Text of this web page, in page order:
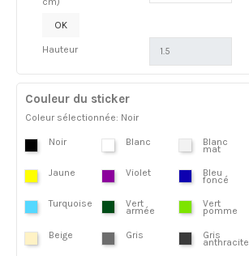
OK
Hauteur
Couleur du sticker
Coleur sélectionnée: Noir
Noir Blanc Blanc
mat
Jaune Violet Bleu
foncé
Turquoise Vert
armée
Vert
pomme
Beige Gris Gris
anthracite